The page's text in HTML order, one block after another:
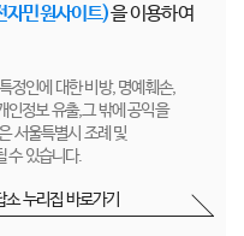
자민원사이트)을 이용하여
정인에 대한 비방, 명예훼손,
인정보 유출,그 밖에 공익을
서울특별시 조례 및
수 있습니다.
소 누리집 바로가기